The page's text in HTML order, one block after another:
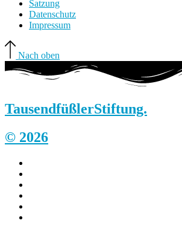
Satzung
Datenschutz
Impressum
Nach oben
TausendfüßlerStiftung.
© 2026